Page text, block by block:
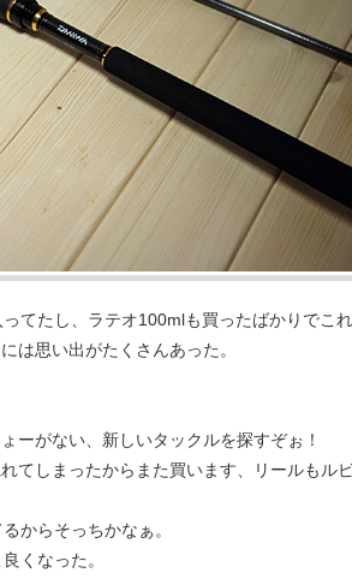
てたし、ラテオ100mlも買ったばかりでこ
は思い出がたくさんあった。
ーがない、新しいタックルを探すぞぉ！
てしまったからまた買います、リールもル
からそっちかなぁ。
くなった。